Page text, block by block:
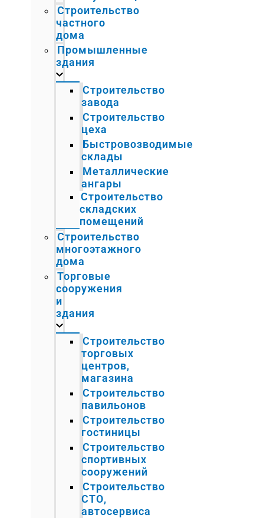
Строительство
частного
дома
Промышленные
здания
Строительство
завода
Строительство
цеха
Быстровозводимые
склады
Металлические
ангары
Строительство
складских
помещений
Строительство
многоэтажного
дома
Торговые
сооружения
и
здания
Строительство
торговых
центров,
магазина
Строительство
павильонов
Строительство
гостиницы
Строительство
спортивных
сооружений
Строительство
СТО,
автосервиса